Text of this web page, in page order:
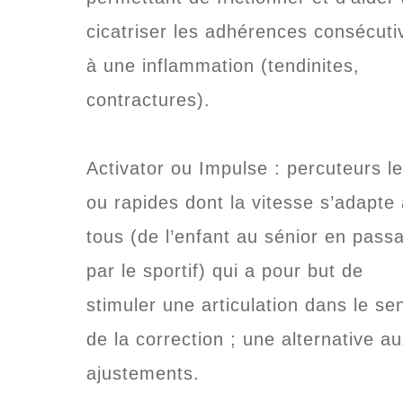
cicatriser les adhérences
à une inflammation (tendinites,
contractures).
Activator ou Impulse : percuteurs
ou rapides dont la vitesse s’adapte
tous (de l’enfant au sénior en
par le sportif) qui a pour but de
stimuler une articulation dans le
de la correction ; une alternative
ajustements.